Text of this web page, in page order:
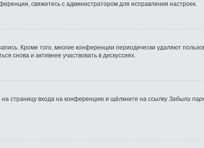
свяжитесь с администратором для исправления настроек.
Кроме того, многие конференции периодически удаляют
снова и активнее участвовать в дискуссиях.
страницу входа на конференцию и щёлкните на ссылку Забыли